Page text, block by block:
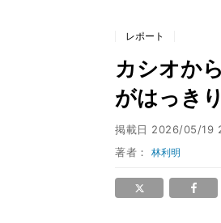
レポート
カシオか
がはっき
掲載日 2026/05/19
著者：林利明